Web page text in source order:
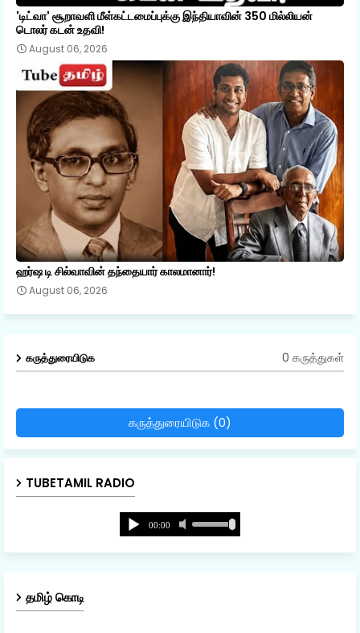
'டிட்வா' சூறாவளி மீள்கட்டமைப்புக்கு இந்தியாவின் 350 மில்லியன்
டொலர் கடன் உதவி!
August 06, 2026
ஹர்ஷ டி சில்வாவின் தந்தையார் காலமானார்!
August 06, 2026
கருத்துரையிடுக 0 கருத்துகள்
கருத்துரையிடுக (0)
TUBETAMIL RADIO
தமிழ் கொடி